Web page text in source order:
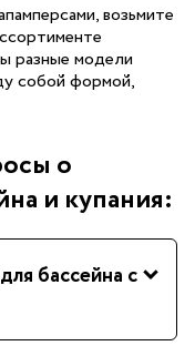
возьмите
разные модели
собой формой,
о
и купания:
бассейна с